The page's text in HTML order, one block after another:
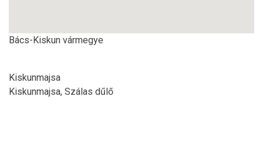
Bács-Kiskun vármegye
Kiskunmajsa
Kiskunmajsa, Szálas dűlő